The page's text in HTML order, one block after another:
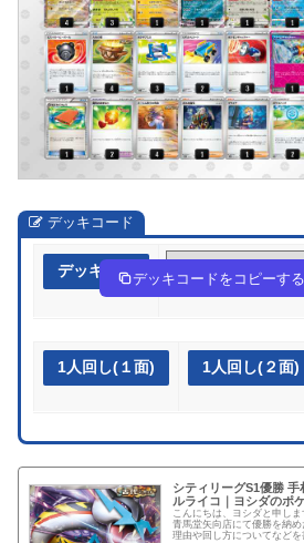
デッキコード
デッキ作成 k1F1FF-O9xNSv-
デッキコードをコピーする
1人回し(１面) 1人回し(２面)
シティリーグS1優勝
ルライコ｜ヨシダのポ
こんにちは、ヨシダと申し
青馬堂矢向店にて優勝を納
理由や回し方についてなど